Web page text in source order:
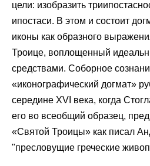
цели: изобразить
ипостаси. В этом и состоит
иконы как образного
Троице, воплощенный
средствами. Соборное
«иконографический догмат»
середине XVI века, когда
его во всеобщий образец,
«Святой Троицы» как писал
"пресловущие греческие